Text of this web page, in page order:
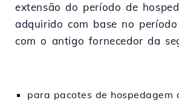
extensão do período de
adquirido com base no
com o antigo fornecedor da
para pacotes de hospedagem